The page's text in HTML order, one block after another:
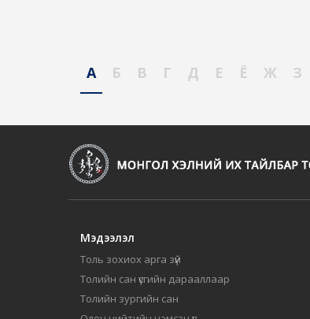
А Б В Г Д Е Ё Ж З
Мэдээлэл
Толь зохиох арга зүй
Толийн сан үсгийн дарааллаар
Толийн зургийн сан